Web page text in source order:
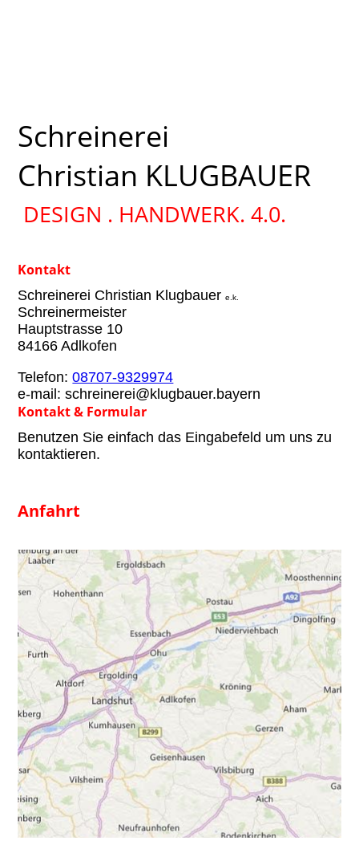
Schreinerei
Christian KLUGBAUER
DESIGN . HANDWERK. 4.0.
Kontakt
Schreinerei Christian Klugbauere.k.
Schreinermeister
Hauptstrasse 10
84166 Adlkofen
Telefon:08707-9329974
e-mail: schreinerei@klugbauer.bayern
Kontakt & Formular
Benutzen Sie einfach das Eingabefeld um uns zu
kontaktieren.
Anfahrt